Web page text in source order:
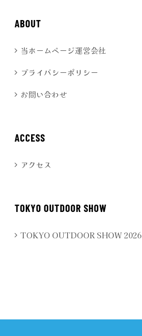
ABOUT
当ホームページ運営会社
プライバシーポリシー
お問い合わせ
ACCESS
アクセス
TOKYO OUTDOOR SHOW
TOKYO OUTDOOR SHOW 2026